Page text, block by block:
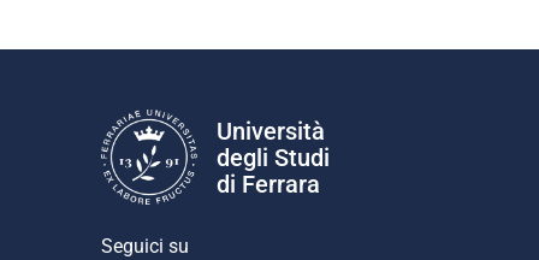
Università
degli Studi
di Ferrara
Seguici su